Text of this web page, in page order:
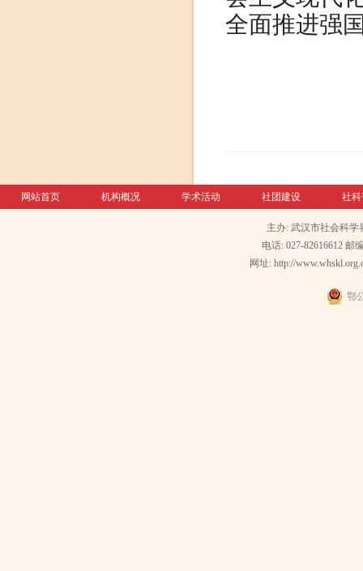
全面推进强
网站首页 机构概况 学术活动 社团建设 社
主办: 武汉市社会科学
电话: 027-82616612 邮
网址: http://
鄂